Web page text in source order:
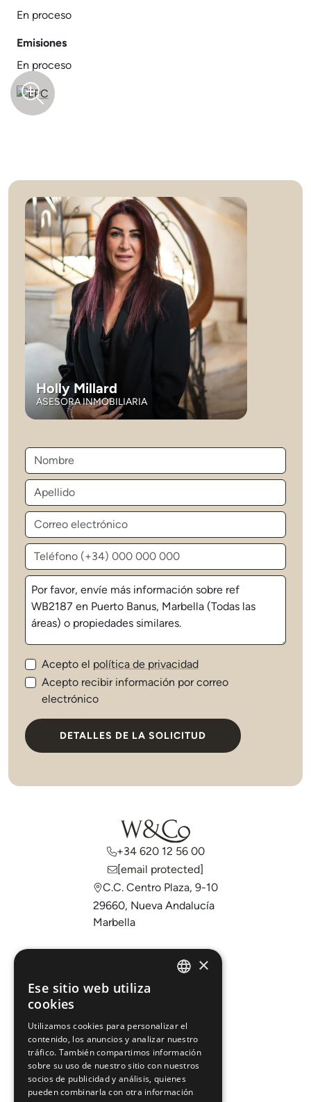
En proceso
Emisiones
En proceso
Holly Millard
ASESORA INMOBILIARIA
Acepto el política de privacidad
Acepto recibir información por correo
electrónico
DETALLES DE LA SOLICITUD
+34 620 12 56 00
[email protected]
C.C. Centro Plaza, 9-10
29660, Nueva Andalucía
Marbella
Sobre nosotros
Áreas
Promociones
×
Ese sitio web utiliza
cookies
Utilizamos cookies para personalizar el
contenido, los anuncios y analizar nuestro
tráfico. También compartimos información
sobre su uso de nuestro sitio con nuestros
socios de publicidad y análisis, quienes
pueden combinarla con otra información